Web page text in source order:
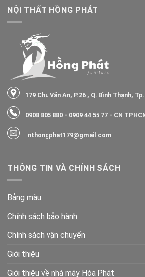
NỘI THẤT HỒNG PHÁT
179 Chu Văn An, P.26 , Q. Bình Thạnh,
0908 805 880 - 0909 44 55 77 - CN
nthongphat179@gmail.com
THÔNG TIN VÀ CHÍNH SÁCH
Bảng màu
Chính sách bảo hành
Chính sách vận chuyển
Giới thiệu
Giới thiệu về nhà máy Hòa Phát